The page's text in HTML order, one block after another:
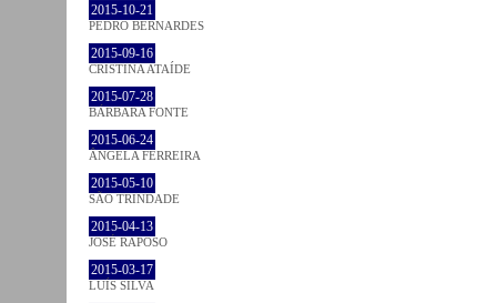
2015-10-21
PEDRO BERNARDES
2015-09-16
CRISTINA ATAÍDE
2015-07-28
BÁRBARA FONTE
2015-06-24
ÂNGELA FERREIRA
2015-05-10
SÃO TRINDADE
2015-04-13
JOSÉ RAPOSO
2015-03-17
LUÍS SILVA